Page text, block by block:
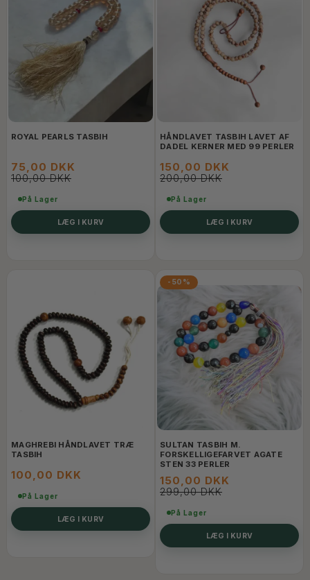
ROYAL PEARLS TASBIH
75,00 DKK
100,00 DKK
På Lager
LÆG I KURV
HÅNDLAVET TASBIH LAVET AF
DADEL KERNER MED 99 PERLER
150,00 DKK
200,00 DKK
På Lager
LÆG I KURV
MAGHREBI HÅNDLAVET TRÆ
TASBIH
100,00 DKK
På Lager
LÆG I KURV
-50%
SULTAN TASBIH M.
FORSKELLIGEFARVET AGATE
STEN 33 PERLER
150,00 DKK
299,00 DKK
På Lager
LÆG I KURV